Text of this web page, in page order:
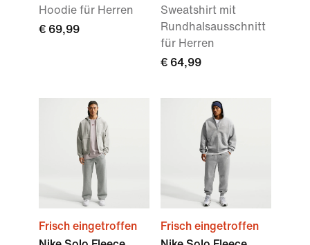
Hoodie für Herren
€ 69,99
Sweatshirt mit
Rundhalsausschnitt
für Herren
€ 64,99
Frisch eingetroffen
Frisch eingetroffen